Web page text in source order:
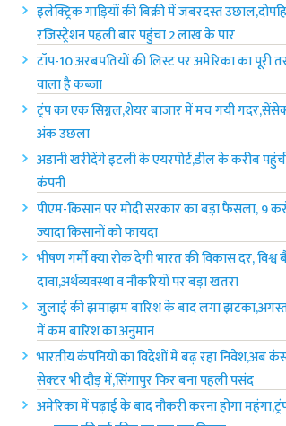
इलेक्ट्रिक गाड़ियों की बिक्री में जबरदस्त
रजिस्ट्रेशन पहली बार पहुंचा 2 लाख के पार
टॉप-10 अरबपतियों की लिस्ट पर अमेरिका‌ का पूरी
वाला है कब्जा
ट्रंप का एक सिग्नल,शेयर बाजार में मच गयी
अंक उछला
अडानी खरीदेंगे इटली के एयरपोर्ट,डील के करीब
कंपनी
पीएम-किसान पर मोदी सरकार का बड़ा फैसला, 9
ज्यादा किसानों को फायदा
भीषण गर्मी क्या रोक देगी भारत की विकास दर,
दावा,अर्थव्यवस्था व नौकरियों पर बड़ा खतरा
जुलाई की झमाझम बारिश के बाद लगा
में कम बारिश का अनुमान
भारतीय कंपनियों का विदेशों में बढ़ रहा निवेश,अब
सेक्टर भी दौड़ में,सिंगापुर फिर बना पहली पसंद
अमेरिका में पढ़ाई के बाद नौकरी करना होगा